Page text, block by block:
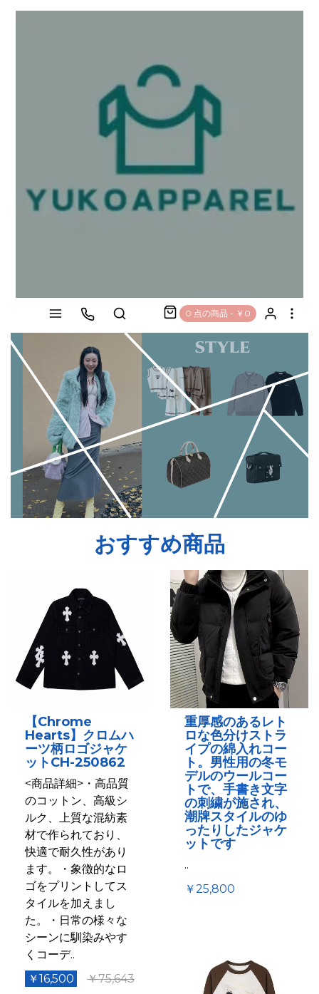
0 点の商品 - ￥0
おすすめ商品
【Chrome
Hearts】クロムハ
ーツ柄ロゴジャケ
ットCH-250862
<商品詳細>・高品質
のコットン、高級シ
ルク、上質な混紡素
材で作られており、
快適で耐久性があり
ます。・象徴的なロ
ゴをプリントしてス
タイルを加えまし
た。・日常の様々な
シーンに馴染みやす
くコーデ..
￥16,500
￥75,643
重厚感のあるレト
ロな色分けストラ
イプの綿入れコー
ト。男性用の冬モ
デルのウールコー
トで、手書き文字
の刺繍が施され、
潮牌スタイルのゆ
ったりしたジャケ
ットです
..
￥25,800